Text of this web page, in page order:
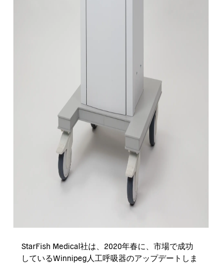
StarFish Medical社は、2020年春に、市場で成功
しているWinnipeg人工呼吸器のアップデートしま